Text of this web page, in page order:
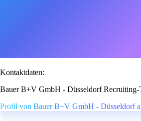
Kontaktdaten:
Bauer B+V GmbH - Düsseldorf Recruiting-
Profil von Bauer B+V GmbH - Düsseldorf